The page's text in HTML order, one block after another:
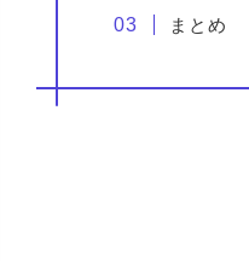
まとめ